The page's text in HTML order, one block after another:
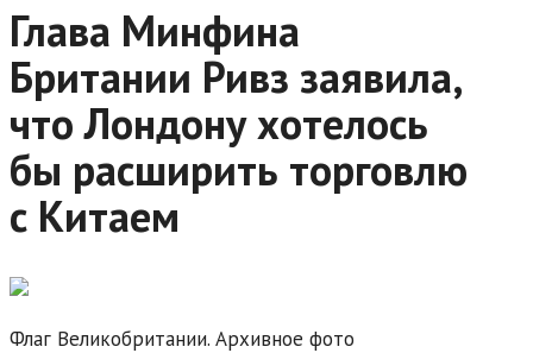
Глава Минфина
Британии Ривз заявила,
что Лондону хотелось
бы расширить торговлю
с Китаем
Флаг Великобритании. Архивное фото